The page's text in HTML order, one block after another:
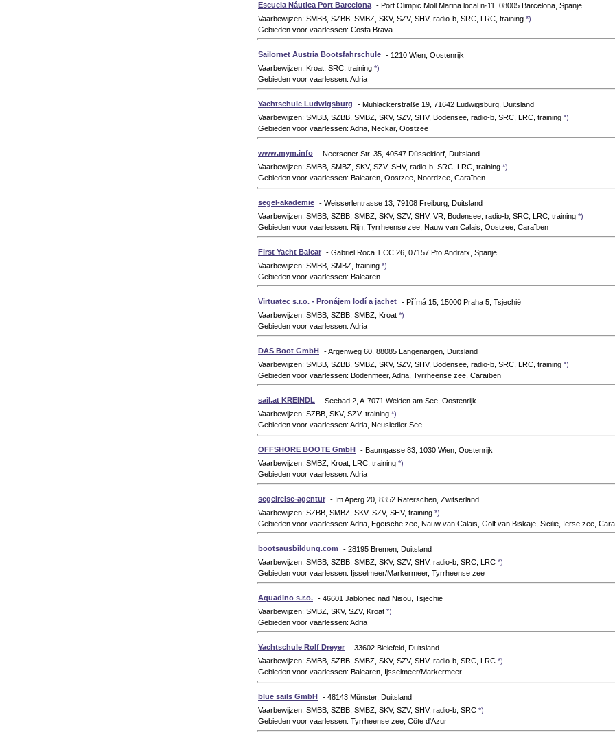
Escuela Náutica Port Barcelona - Port Olimpic Moll Marina local n·11, 08005 Barcelona, Spanje
Vaarbewijzen: SMBB, SZBB, SMBZ, SKV, SZV, SHV, radio-b, SRC, LRC, training *)
Gebieden voor vaarlessen: Costa Brava
Sailornet Austria Bootsfahrschule - 1210 Wien, Oostenrijk
Vaarbewijzen: Kroat, SRC, training *)
Gebieden voor vaarlessen: Adria
Yachtschule Ludwigsburg
- Mühläckerstraße 19, 71642 Ludwigsburg, Duitsland
Vaarbewijzen: SMBB, SZBB, SMBZ, SKV, SZV, SHV, Bodensee, radio-b, SRC, LRC, training *)
Gebieden voor vaarlessen: Adria, Neckar, Oostzee
www.mym.info - Neersener Str. 35, 40547 Düsseldorf, Duitsland
Vaarbewijzen: SMBB, SMBZ, SKV, SZV, SHV, radio-b, SRC, LRC, training *)
Gebieden voor vaarlessen: Balearen, Oostzee, Noordzee, Caraïben
segel-akademie - Weisserlentrasse 13, 79108 Freiburg, Duitsland
Vaarbewijzen: SMBB, SZBB, SMBZ, SKV, SZV, SHV, VR, Bodensee, radio-b, SRC, LRC, training *)
Gebieden voor vaarlessen: Rijn, Tyrrheense zee, Nauw van Calais, Oostzee, Caraïben
First Yacht Balear - Gabriel Roca 1 CC 26, 07157 Pto.Andratx, Spanje
Vaarbewijzen: SMBB, SMBZ, training *)
Gebieden voor vaarlessen: Balearen
Virtuatec s.r.o. - Pronájem lodí a jachet - Přímá 15, 15000 Praha 5, Tsjechië
Vaarbewijzen: SMBB, SZBB, SMBZ, Kroat *)
Gebieden voor vaarlessen: Adria
DAS Boot GmbH - Argenweg 60, 88085 Langenargen, Duitsland
Vaarbewijzen: SMBB, SZBB, SMBZ, SKV, SZV, SHV, Bodensee, radio-b, SRC, LRC, training *)
Gebieden voor vaarlessen: Bodenmeer, Adria, Tyrrheense zee, Caraïben
sail.at KREINDL
- Seebad 2, A-7071 Weiden am See, Oostenrijk
Vaarbewijzen: SZBB, SKV, SZV, training *)
Gebieden voor vaarlessen: Adria, Neusiedler See
OFFSHORE BOOTE GmbH - Baumgasse 83, 1030 Wien, Oostenrijk
Vaarbewijzen: SMBZ, Kroat, LRC, training *)
Gebieden voor vaarlessen: Adria
segelreise-agentur - Im Aperg 20, 8352 Räterschen, Zwitserland
Vaarbewijzen: SZBB, SMBZ, SKV, SZV, SHV, training *)
Gebieden voor vaarlessen: Adria, Egeïsche zee, Nauw van Calais, Golf van Biskaje, Sicilië, Ierse zee,
bootsausbildung.com
- 28195 Bremen, Duitsland
Vaarbewijzen: SMBB, SZBB, SMBZ, SKV, SZV, SHV, radio-b, SRC, LRC *)
Gebieden voor vaarlessen: Ijsselmeer/Markermeer, Tyrrheense zee
Aquadino s.r.o. - 46601 Jablonec nad Nisou, Tsjechië
Vaarbewijzen: SMBZ, SKV, SZV, Kroat *)
Gebieden voor vaarlessen: Adria
Yachtschule Rolf Dreyer - 33602 Bielefeld, Duitsland
Vaarbewijzen: SMBB, SZBB, SMBZ, SKV, SZV, SHV, radio-b, SRC, LRC *)
Gebieden voor vaarlessen: Balearen, Ijsselmeer/Markermeer
blue sails GmbH - 48143 Münster, Duitsland
Vaarbewijzen: SMBB, SZBB, SMBZ, SKV, SZV, SHV, radio-b, SRC *)
Gebieden voor vaarlessen: Tyrrheense zee, Côte d'Azur